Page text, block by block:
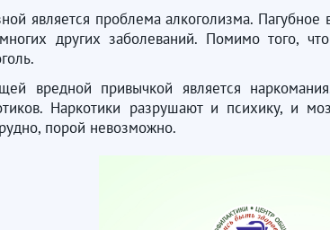
является проблема алкоголизма.
других заболеваний. Помимо того,
вредной привычкой является
Наркотики разрушают и психику, и
порой невозможно.